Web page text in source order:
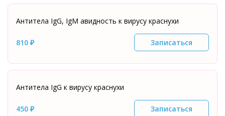
Антитела IgG, IgМ авидность к вирусу краснухи
810 ₽ Записаться
Антитела IgG к вирусу краснухи
450 ₽ Записаться